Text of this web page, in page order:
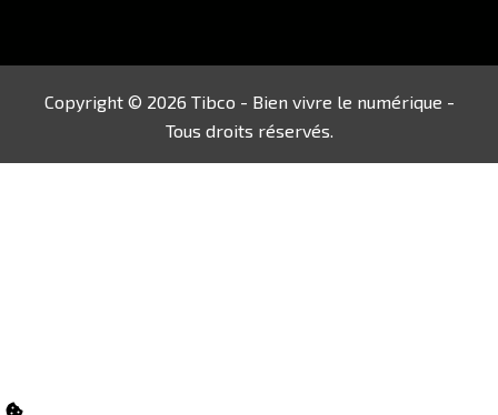
Copyright © 2026 Tibco - Bien vivre le numérique -
Tous droits réservés.